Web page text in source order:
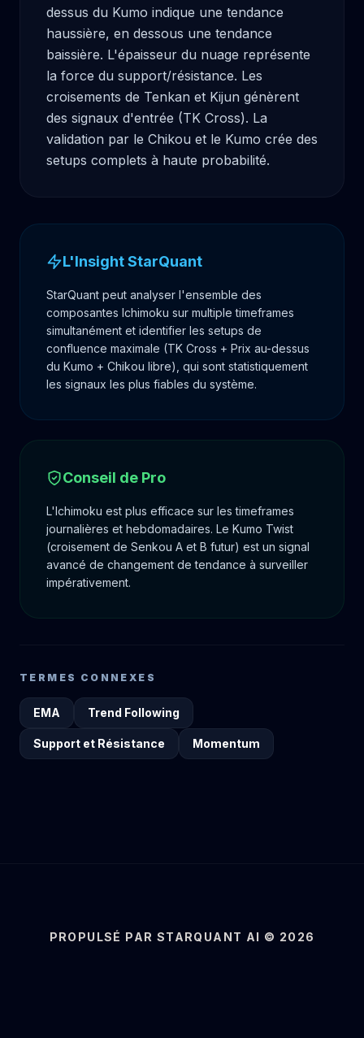
dessus du Kumo indique une tendance
haussière, en dessous une tendance
baissière. L'épaisseur du nuage représente
la force du support/résistance. Les
croisements de Tenkan et Kijun génèrent
des signaux d'entrée (TK Cross). La
validation par le Chikou et le Kumo crée des
setups complets à haute probabilité.
L'Insight StarQuant
StarQuant peut analyser l'ensemble des
composantes Ichimoku sur multiple timeframes
simultanément et identifier les setups de
confluence maximale (TK Cross + Prix au-dessus
du Kumo + Chikou libre), qui sont statistiquement
les signaux les plus fiables du système.
Conseil de Pro
L'Ichimoku est plus efficace sur les timeframes
journalières et hebdomadaires. Le Kumo Twist
(croisement de Senkou A et B futur) est un signal
avancé de changement de tendance à surveiller
impérativement.
TERMES CONNEXES
EMA Trend Following
Support et Résistance Momentum
PROPULSÉ PAR STARQUANT AI © 2026